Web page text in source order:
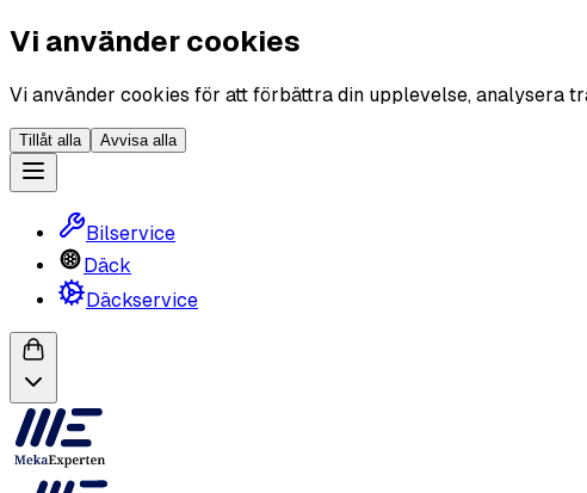
Vi använder cookies
Vi använder cookies för att förbättra din upplevelse, analysera
Tillåt alla Avvisa alla
Bilservice
Däck
Däckservice